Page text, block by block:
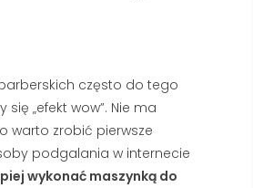
często do tego
„efekt wow”. Nie ma
warto zrobić pierwsze
podgalania w internecie
wykonać maszynką do